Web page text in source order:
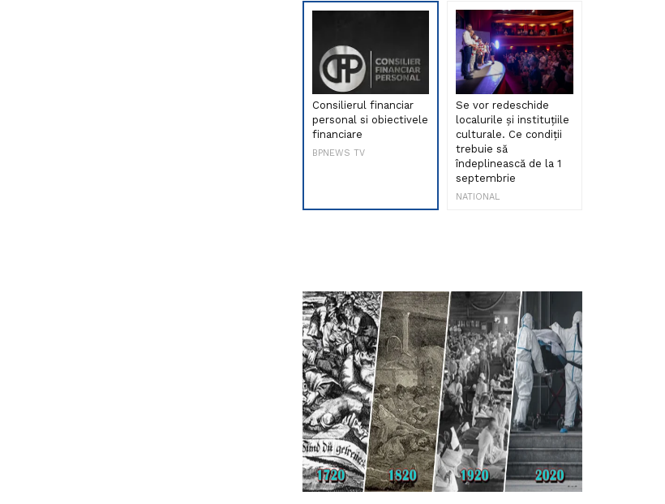
Consilierul financiar
personal si obiectivele
financiare
BPNEWS TV
Se vor redeschide
localurile și instituțiile
culturale. Ce condiții
trebuie să
îndeplinească de la 1
septembrie
NATIONAL